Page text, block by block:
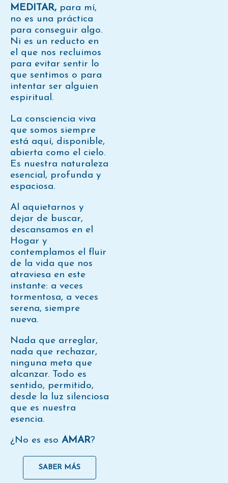
MEDITAR, para mí,
no es una práctica
para conseguir algo.
Ni es un reducto en
el que nos recluimos
para evitar sentir lo
que sentimos o para
intentar ser alguien
espiritual.
La consciencia viva
que somos siempre
está aquí, disponible,
abierta como el cielo.
Es nuestra naturaleza
esencial, profunda y
espaciosa.
Al aquietarnos y
dejar de buscar,
descansamos en el
Hogar y
contemplamos el fluir
de la vida que nos
atraviesa en este
instante: a veces
tormentosa, a veces
serena, siempre
nueva.
Nada que arreglar,
nada que rechazar,
ninguna meta que
alcanzar. Todo es
sentido, permitido,
desde la luz silenciosa
que es nuestra
esencia.
¿No es eso AMAR?
SABER MÁS